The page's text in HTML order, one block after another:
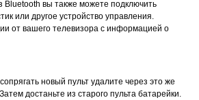
Bluetooth вы также можете подключить
или другое устройство управления.
от вашего телевизора с информацией о
новый пульт удалите через это же
достаньте из старого пульта батарейки.